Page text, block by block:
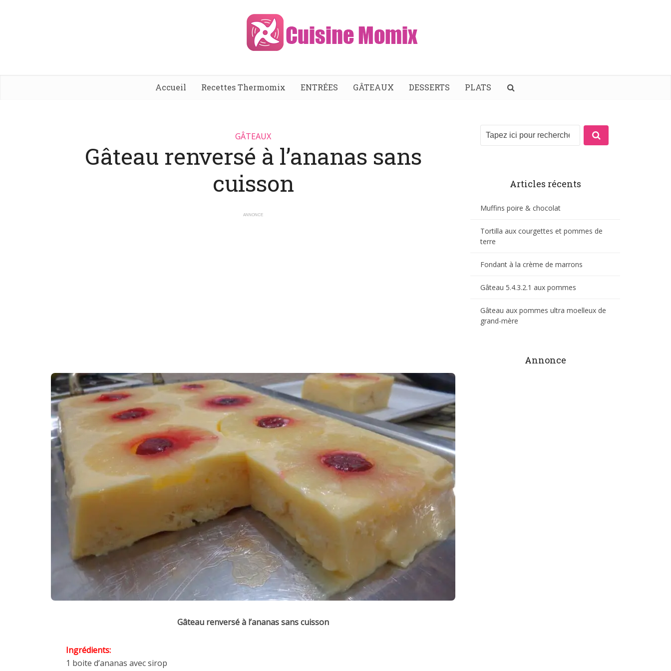
Accueil Recettes Thermomix ENTRÉES GÂTEAUX DESSERTS PLATS
GÂTEAUX
Gâteau renversé à l’ananas sans
cuisson
ANNONCE
Gâteau renversé à l’ananas sans cuisson
Ingrédients:
1 boite d’ananas avec sirop
Articles récents
Muffins poire & chocolat
Tortilla aux courgettes et pommes de
terre
Fondant à la crème de marrons
Gâteau 5.4.3.2.1 aux pommes
Gâteau aux pommes ultra moelleux de
grand-mère
Annonce